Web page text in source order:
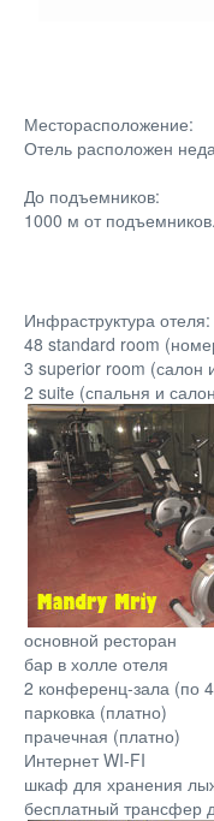
Месторасположение:
Отель расположен
До подъемников:
1000 м от подъемников.
Инфраструктура отеля:
48 standard room
3 superior room (салон
2 suitе (спальня и
основной ресторан
бар в холле отеля
2 конференц-зала (по
парковка (платно)
прачечная (платно)
Интернет WI-FI
шкаф для хранения
бесплатный трансфер